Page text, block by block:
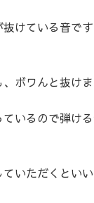
けている音で
ボワんと抜けま
いるので弾け
いただくといい